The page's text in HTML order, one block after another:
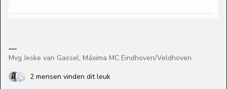
Mvg Jeske van Gassel, Máxima MC Eindhoven/Veldhoven
2 mensen vinden dit leuk